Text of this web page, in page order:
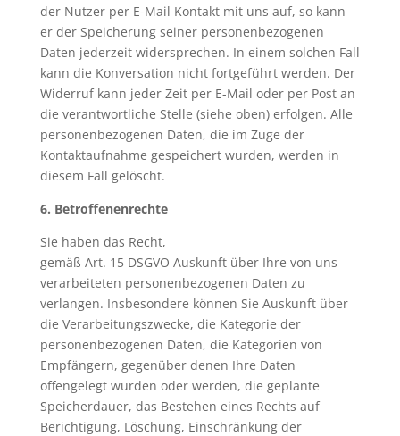
der Nutzer per E-Mail Kontakt mit uns auf, so kann
er der Speicherung seiner personenbezogenen
Daten jederzeit widersprechen. In einem solchen Fall
kann die Konversation nicht fortgeführt werden. Der
Widerruf kann jeder Zeit per E-Mail oder per Post an
die verantwortliche Stelle (siehe oben) erfolgen. Alle
personenbezogenen Daten, die im Zuge der
Kontaktaufnahme gespeichert wurden, werden in
diesem Fall gelöscht.
6. Betroffenenrechte
Sie haben das Recht,
gemäß Art. 15 DSGVO Auskunft über Ihre von uns
verarbeiteten personenbezogenen Daten zu
verlangen. Insbesondere können Sie Auskunft über
die Verarbeitungszwecke, die Kategorie der
personenbezogenen Daten, die Kategorien von
Empfängern, gegenüber denen Ihre Daten
offengelegt wurden oder werden, die geplante
Speicherdauer, das Bestehen eines Rechts auf
Berichtigung, Löschung, Einschränkung der